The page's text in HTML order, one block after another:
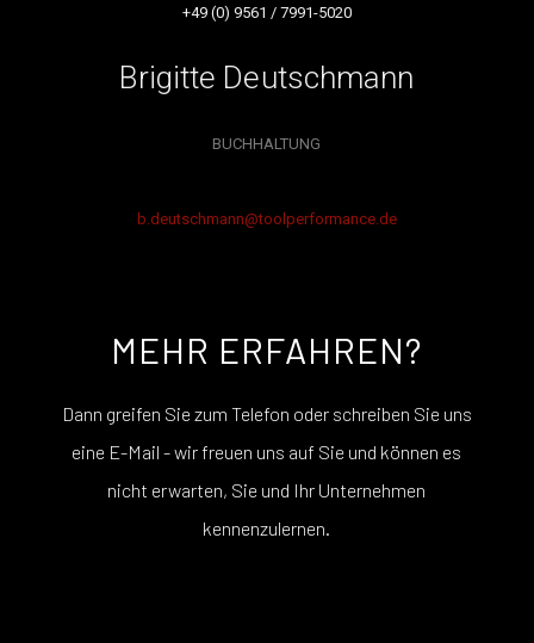
+49 (0) 9561 / 7991-5020
Brigitte Deutschmann
BUCHHALTUNG
b.deutschmann@toolperformance.de
MEHR ERFAHREN?
Dann greifen Sie zum Telefon oder schreiben Sie uns
eine E-Mail - wir freuen uns auf Sie und können es
nicht erwarten, Sie und Ihr Unternehmen
kennenzulernen.